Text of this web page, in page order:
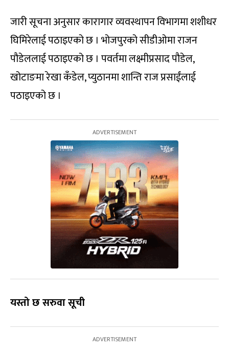
जारी सूचना अनुसार कारागार व्यवस्थापन विभागमा शशीधर
घिमिरेलाई पठाइएको छ । भोजपुरको सीडीओमा राजन
पौडेललाई पठाइएको छ । पवर्तमा लक्ष्मीप्रसाद पौडेल,
खोटाङमा रेखा कँडेल, प्युठानमा शान्ति राज प्रसाईंलाई
पठाइएको छ ।
यस्तो छ सरुवा सूची